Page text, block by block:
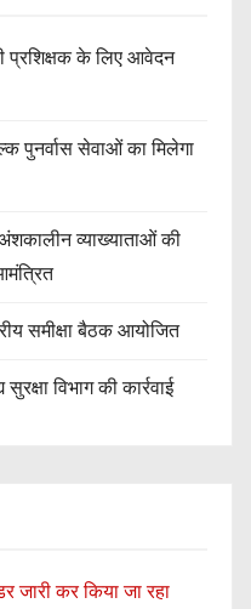
प्रशिक्षक के लिए आवेदन
पुनर्वास सेवाओं का मिलेगा
व्याख्याताओं की
समीक्षा बैठक आयोजित
विभाग की कार्रवाई
जारी कर किया जा रहा